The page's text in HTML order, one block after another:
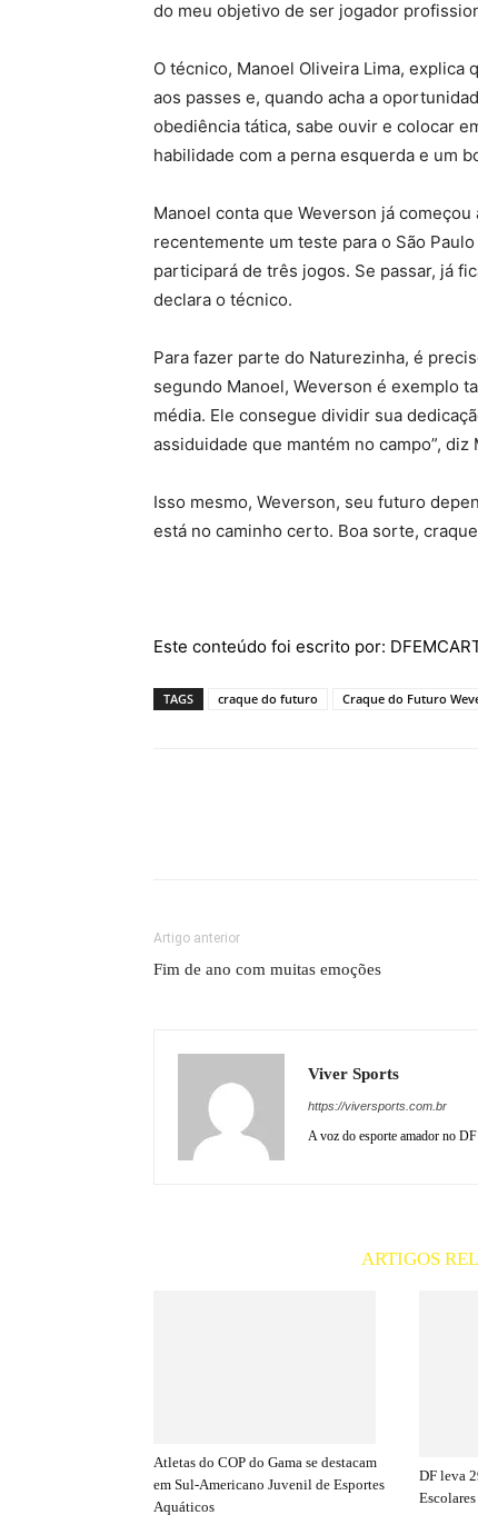
do meu objetivo de ser jogador
O técnico, Manoel Oliveira Lima, explica
aos passes e, quando acha a
obediência tática, sabe ouvir e colocar
habilidade com a perna esquerda e um
Manoel conta que Weverson já
recentemente um teste para o São
participará de três jogos. Se passar, já
declara o técnico.
Para fazer parte do Naturezinha, é
segundo Manoel, Weverson é exemplo
média. Ele consegue dividir sua
assiduidade que mantém no campo”, diz
Isso mesmo, Weverson, seu futuro
está no caminho certo. Boa sorte,
Este conteúdo foi escrito por:
TAGS craque do futuro Craque do Futuro
Artigo anterior
Fim de ano com muitas emoções
Viver Sports
https://viversports.com.br
A voz do esporte amador no
ARTIGOS
Atletas do COP do Gama se destacam
em Sul-Americano Juvenil de Esportes
Aquáticos
DF leva